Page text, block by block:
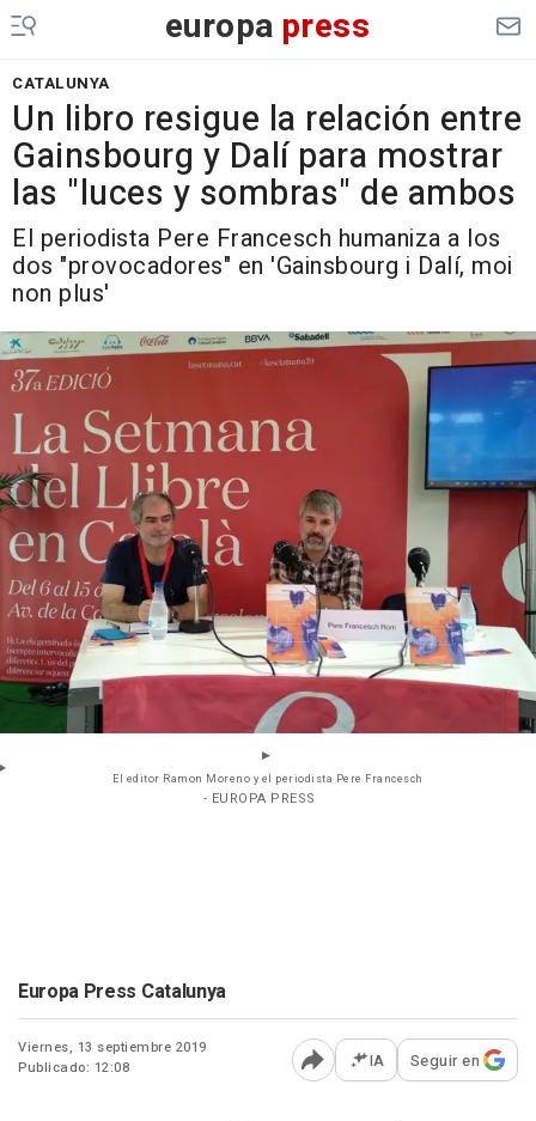
europa press
CATALUNYA
Un libro resigue la relación entre
Gainsbourg y Dalí para mostrar
las "luces y sombras" de ambos
El periodista Pere Francesch humaniza a los
dos "provocadores" en 'Gainsbourg i Dalí, moi
non plus'
El editor Ramon Moreno y el periodista Pere Francesch
- EUROPA PRESS
Europa Press Catalunya
Viernes, 13 septiembre 2019
Publicado: 12:08
Abrir opciones para
IA Seguir en